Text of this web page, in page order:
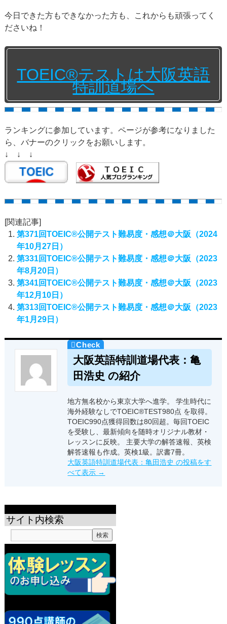
今日できた方もできなかった方も、これからも頑張ってく
ださいね！
TOEIC®テストは大阪英語
特訓道場へ
ランキングに参加しています。ページが参考になりました
ら、バナーのクリックをお願いします。
↓ ↓ ↓
[関連記事]
第371回TOEIC®公開テスト難易度・感想＠大阪（2024
年10月27日）
第331回TOEIC®公開テスト難易度・感想＠大阪（2023
年8月20日）
第341回TOEIC®公開テスト難易度・感想＠大阪（2023
年12月10日）
第313回TOEIC®公開テスト難易度・感想＠大阪（2023
年1月29日）
大阪英語特訓道場代表：亀
田浩史 の紹介
地方無名校から東京大学へ進学。 学生時代に
海外経験なしでTOEIC®TEST980点 を取得。
TOEIC990点獲得回数は80回超。毎回TOEIC
を受験し、最新傾向を随時オリジナル教材・
レッスンに反映。 主要大学の解答速報、英検
解答速報も作成。英検1級。訳書7冊。
大阪英語特訓道場代表：亀田浩史 の投稿をす
べて表示 →
サイト内検索